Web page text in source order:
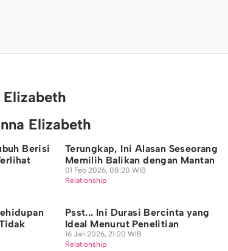
Elizabeth
Elizabeth
Berisi
Terungkap, Ini Alasan Seseorang
Memilih Balikan dengan Mantan
01 Feb 2026, 08:20 WIB
Relationship
Psst... Ini Durasi Bercinta yang
Ideal Menurut Penelitian
16 Jan 2026, 21:20 WIB
Relationship